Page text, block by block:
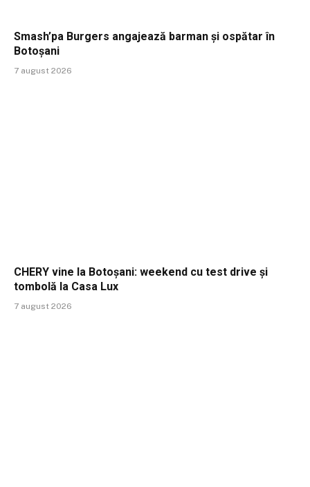
Smash’pa Burgers angajează barman și ospătar în
Botoșani
7 august 2026
CHERY vine la Botoșani: weekend cu test drive și
tombolă la Casa Lux
7 august 2026